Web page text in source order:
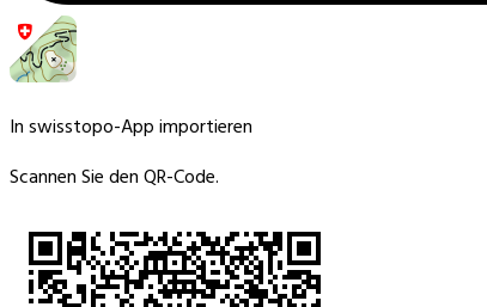
In swisstopo-App importieren
Scannen Sie den QR-Code.